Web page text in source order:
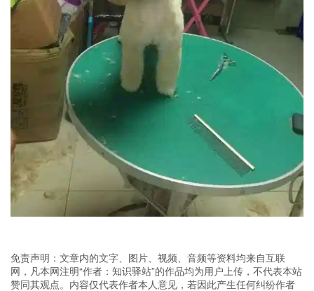
免责声明：文章内的文字、图片、视频、音频等资料均来自互联
网，凡本网注明“作者：知识驿站”的作品均为用户上传，不代表本站
赞同其观点。内容仅代表作者本人意见，若因此产生任何纠纷作者